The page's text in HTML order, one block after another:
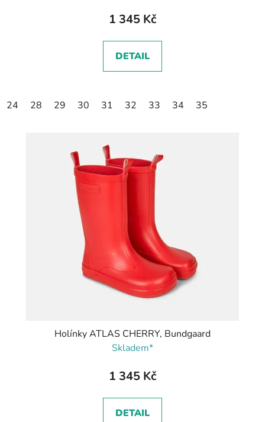
1 345 Kč
DETAIL
24 28 29 30 31 32 33 34 35
Holínky ATLAS CHERRY, Bundgaard
Skladem*
1 345 Kč
DETAIL